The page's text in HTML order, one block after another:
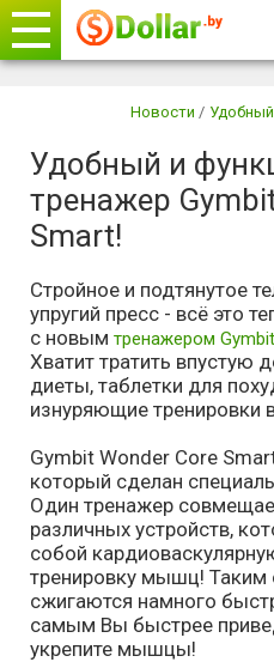
+375 29604-11-33
+375 29882-11-33
+375 17
Новости /
Удобный и
тренажер
Smart!
Стройное и подтянутое
упругий пресс - всё это
с новым тренажером
Хватит тратить впустую
диеты, таблетки для
изнуряющие тренировки
Gymbit Wonder Core
который сделан
Один тренажер
различных устройств,
собой
тренировку мышц! Таким
сжигаются намного
самым Вы быстрее
укрепите мышцы!